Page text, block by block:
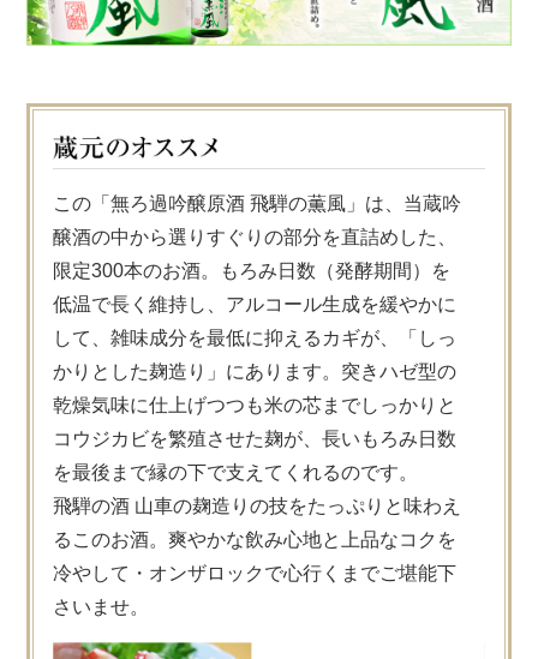
この「無ろ過吟醸原酒 飛騨の薫風」は、当蔵吟
醸酒の中から選りすぐりの部分を直詰めした、
限定300本のお酒。もろみ日数（発酵期間）を
低温で長く維持し、アルコール生成を緩やかに
して、雑味成分を最低に抑えるカギが、「しっ
かりとした麹造り」にあります。突きハゼ型の
乾燥気味に仕上げつつも米の芯までしっかりと
コウジカビを繁殖させた麹が、長いもろみ日数
を最後まで縁の下で支えてくれるのです。
飛騨の酒 山車の麹造りの技をたっぷりと味わえ
るこのお酒。爽やかな飲み心地と上品なコクを
冷やして・オンザロックで心行くまでご堪能下
さいませ。